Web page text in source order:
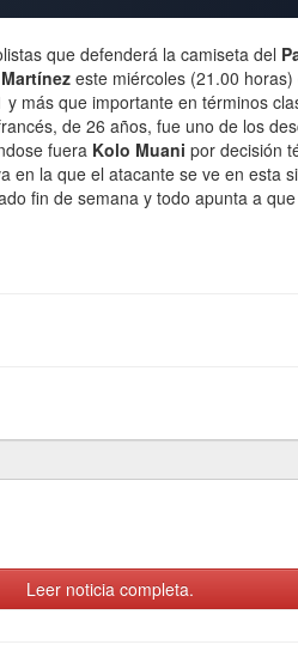
que defenderá la camiseta del
este miércoles (21.00
más que importante en términos
de 26 años, fue uno de los
fuera Kolo Muani por decisión
en la que el atacante se ve en esta
fin de semana y todo apunta a
Leer noticia completa.